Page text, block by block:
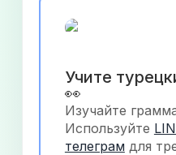
Учите
👀
Изучайте
Используйте
телеграм для